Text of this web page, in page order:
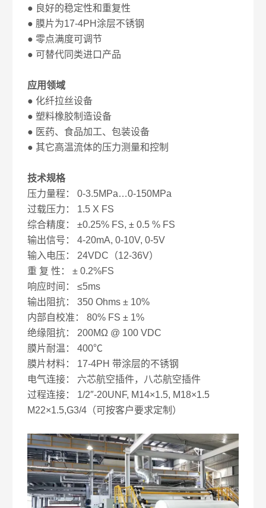
● 良好的稳定性和重复性
● 膜片为17-4PH涂层不锈钢
● 零点满度可调节
● 可替代同类进口产品
应用领域
● 化纤拉丝设备
● 塑料橡胶制造设备
● 医药、食品加工、包装设备
● 其它高温流体的压力测量和控制
技术规格
压力量程： 0-3.5MPa…0-150MPa
过载压力： 1.5 X FS
综合精度： ±0.25% FS, ± 0.5 % FS
输出信号： 4-20mA, 0-10V, 0-5V
输入电压： 24VDC（12-36V）
重 复 性： ± 0.2%FS
响应时间： ≤5ms
输出阻抗： 350 Ohms ± 10%
内部自校准： 80% FS ± 1%
绝缘阻抗： 200MΩ @ 100 VDC
膜片耐温： 400℃
膜片材料： 17-4PH 带涂层的不锈钢
电气连接： 六芯航空插件，八芯航空插件
过程连接： 1/2″-20UNF, M14×1.5, M18×1.5
M22×1.5,G3/4（可按客户要求定制）